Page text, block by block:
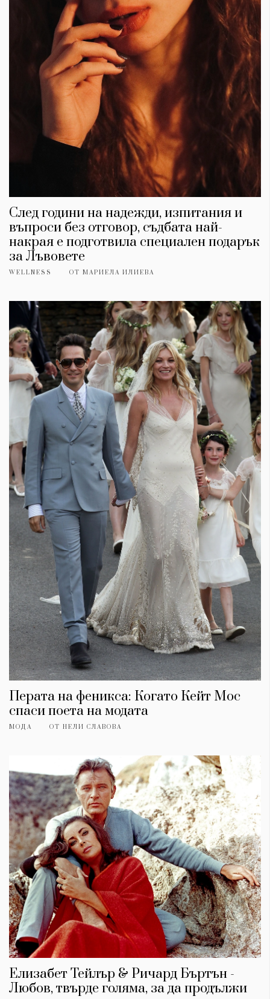
След години на надежди, изпитания и
въпроси без отговор, съдбата най-
накрая е подготвила специален подарък
за Лъвовете
WELLNESS ОТ МАРИЕЛА ИЛИЕВА
Перата на феникса: Когато Кейт Мос
спаси поета на модата
МОДА ОТ НЕЛИ СЛАВОВА
Елизабет Тейлър & Ричард Бъртън -
Любов, твърде голяма, за да продължи